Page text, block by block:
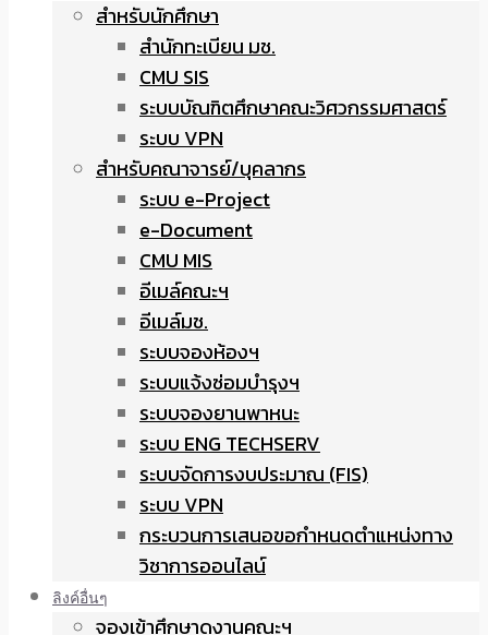
สำหรับนักศึกษา
สำนักทะเบียน มช.
CMU SIS
ระบบบัณฑิตศึกษาคณะวิศวกรรมศาสตร์
ระบบ VPN
สำหรับคณาจารย์/บุคลากร
ระบบ e-Project
e-Document
CMU MIS
อีเมล์คณะฯ
อีเมล์มช.
ระบบจองห้องฯ
ระบบแจ้งซ่อมบำรุงฯ
ระบบจองยานพาหนะ
ระบบ ENG TECHSERV
ระบบจัดการงบประมาณ (FIS)
ระบบ VPN
กระบวนการเสนอขอกำหนดตำแหน่งทาง
วิชาการออนไลน์
ลิงค์อื่นๆ
จองเข้าศึกษาดูงานคณะฯ